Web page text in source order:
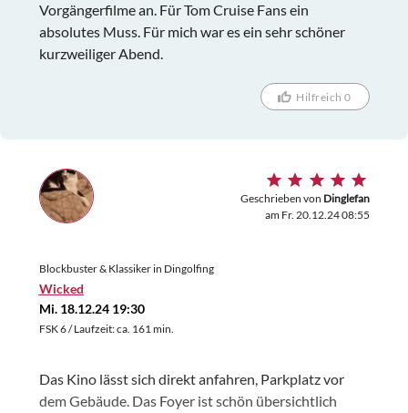
Vorgängerfilme an. Für Tom Cruise Fans ein
absolutes Muss. Für mich war es ein sehr schöner
kurzweiliger Abend.
Hilfreich 0
Geschrieben von Dinglefan
am Fr. 20.12.24 08:55
Blockbuster & Klassiker in Dingolfing
Wicked
Mi. 18.12.24 19:30
FSK 6 / Laufzeit: ca. 161 min.
Das Kino lässt sich direkt anfahren, Parkplatz vor
dem Gebäude. Das Foyer ist schön übersichtlich